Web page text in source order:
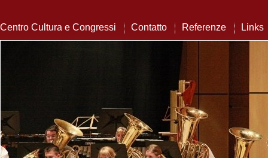
Centro Cultura e Congressi Contatto Referenze Links